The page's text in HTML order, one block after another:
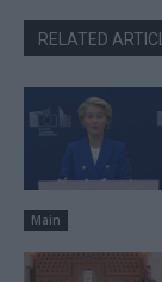
RELATED
Main